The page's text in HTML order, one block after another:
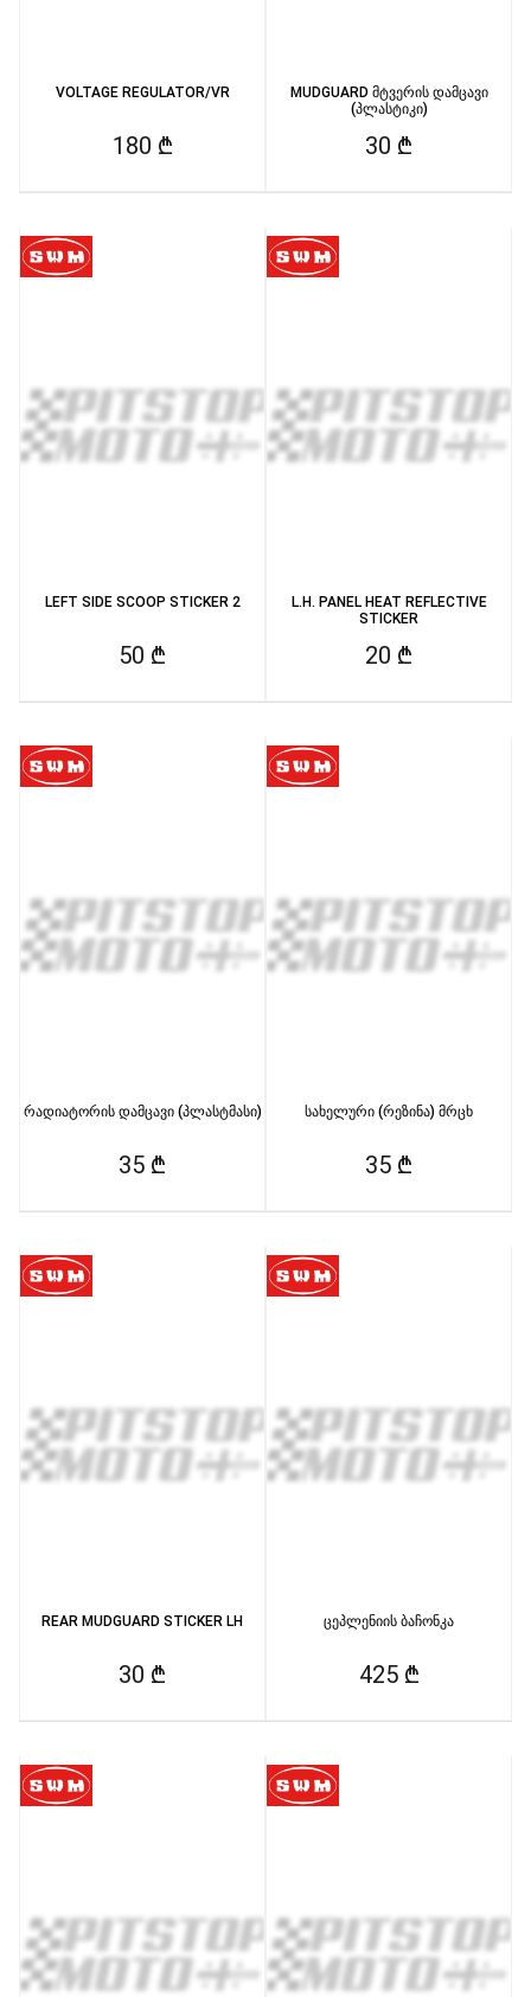
VOLTAGE REGULATOR/VR
180 ₾
MUDGUARD მტვერის დამცავი
(პლასტიკი)
30 ₾
LEFT SIDE SCOOP STICKER 2
50 ₾
L.H. PANEL HEAT REFLECTIVE
STICKER
20 ₾
რადიატორის დამცავი (პლასტმასი)
35 ₾
სახელური (რეზინა) მრცხ
35 ₾
REAR MUDGUARD STICKER LH
30 ₾
ცეპლენიის ბაჩონკა
425 ₾